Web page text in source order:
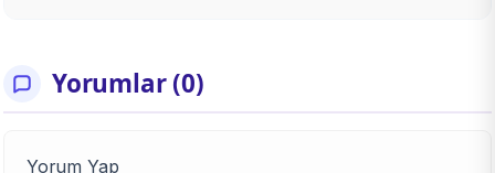
Yorumlar (0)
Yorum Yap